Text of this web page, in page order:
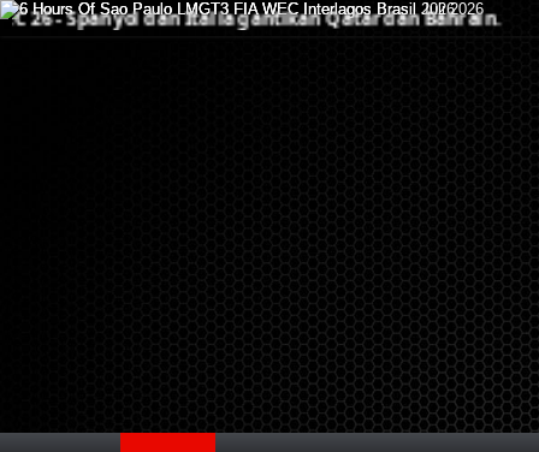
26 - Spanyol dan Italia gantikan Qatar dan Bahrain.